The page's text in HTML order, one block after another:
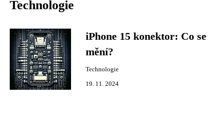
Technologie
iPhone 15 konektor: Co se
mění?
Technologie
19. 11. 2024